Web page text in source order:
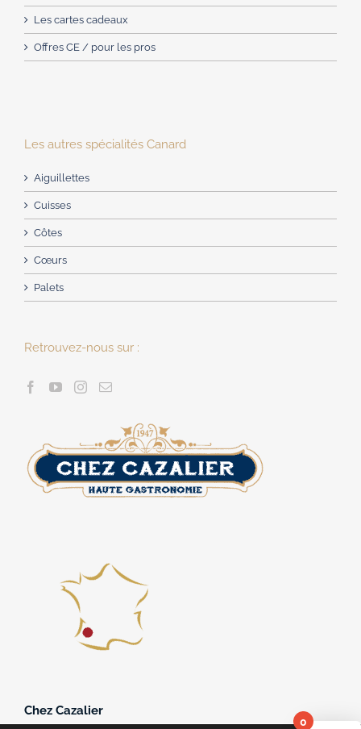
Les cartes cadeaux
Offres CE / pour les pros
Les autres spécialités Canard
Aiguillettes
Cuisses
Côtes
Cœurs
Palets
Retrouvez-nous sur :
Chez Cazalier
0